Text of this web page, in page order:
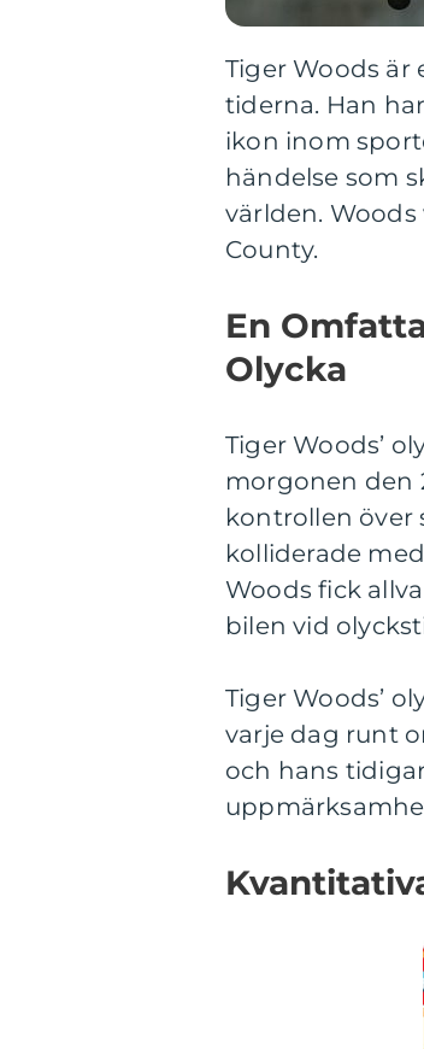
Tiger Woods är
tiderna. Han
ikon inom
händelse som
världen.
County.
En
Olycka
Tiger Woods’
morgonen den
kontrollen över
kolliderade
Woods fick
bilen vid
Tiger Woods’
varje dag runt
och hans